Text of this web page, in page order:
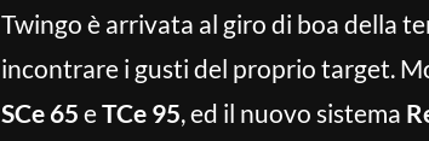
Twingo è arrivata al giro di boa della
incontrare i gusti del proprio target.
SCe 65 eTCe 95, ed il nuovo sistema